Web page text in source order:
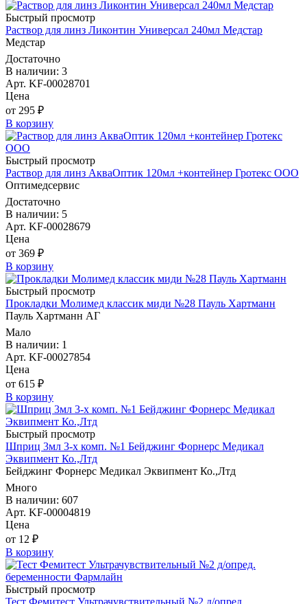
Быстрый просмотр
Раствор для линз Ликонтин Универсал 240мл Медстар
Медстар
Достаточно
В наличии: 3
Арт. KF-00028701
Цена
от 295 ₽
В корзину
Быстрый просмотр
Раствор для линз АкваОптик 120мл +контейнер Гротекс ООО
Оптимедсервис
Достаточно
В наличии: 5
Арт. KF-00028679
Цена
от 369 ₽
В корзину
Быстрый просмотр
Прокладки Молимед классик миди №28 Пауль Хартманн
Пауль Хартманн AГ
Мало
В наличии: 1
Арт. KF-00027854
Цена
от 615 ₽
В корзину
Быстрый просмотр
Шприц 3мл 3-х комп. №1 Бейджинг Форнерс Медикал
Эквипмент Ко.,Лтд
Бейджинг Форнерс Медикал Эквипмент Ко.,Лтд
Много
В наличии: 607
Арт. KF-00004819
Цена
от 12 ₽
В корзину
Быстрый просмотр